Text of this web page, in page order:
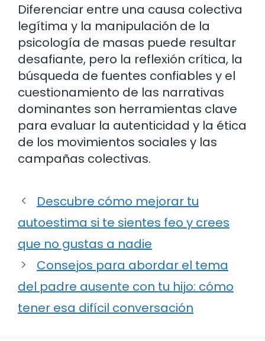
Diferenciar entre una causa colectiva
legítima y la manipulación de la
psicología de masas puede resultar
desafiante, pero la reflexión crítica, la
búsqueda de fuentes confiables y el
cuestionamiento de las narrativas
dominantes son herramientas clave
para evaluar la autenticidad y la ética
de los movimientos sociales y las
campañas colectivas.
Descubre cómo mejorar tu
autoestima si te sientes feo y crees
que no gustas a nadie
Consejos para abordar el tema
del padre ausente con tu hijo: cómo
tener esa difícil conversación